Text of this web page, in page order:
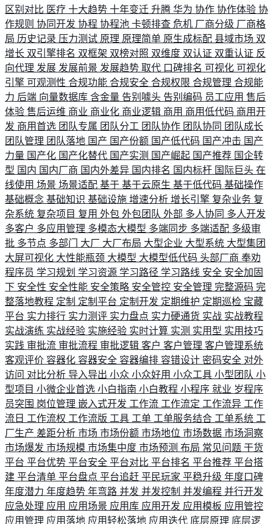
区别对比 医疗 十大趋势 十年变迁 升腾 华为 协作 协作体验 协
作规则 协同开发 协程 协程池 卡顿排查 危机 厂商分级 厂商格
局 历史记录 压力测试 原理 原理简单 原生成标配 县域市场 双
增长 双引擎排名 双框架 双榜对照 双维度 双认证 双重认证 反
向代理 发展 发展前景 发展趋势 取代 口碑排名 可视化 可视化
引擎 可观测性 合规功能 合规安全 合规权限 合规管理 合规能
力 后端 向量数据库 含金量 告别噱头 告别编码 员工应用 售后
体验 售后运维 商业 商业化 商业逻辑 商用 商用低代码 商用开
发 商用首选 团队专属 团队分工 团队协作 团队协同 团队成长
团队管理 团队落地 国产 国产份额 国产低代码 国产冲击 国产
力量 国产化 国产化替代 国产实测 国产崛起 国产推荐 国企转
型 国内 国内厂商 国内外差异 国内排名 国内标杆 国际巨头 在
线使用 场景 场景适配 基于 基于云原生 基于低代码 基础操作
基础概念 基础知识 基础设施 增速分析 增长引擎 复杂业务 复
杂系统 复杂项目 复用 外包 外包团队 外部 多人协同 多人开发
多客户 多应用管理 多模态大模型 多端同步 多端适配 多级审
批 多节点 多部门 大厂 大厂布局 大型企业 大型系统 大型集团
大屏可视化 大性能瓶颈 大模型 大模型低代码 头部厂商 奉劝
程序员 学习规划 学习资源 学习路径 学习路线 安全 安全加固
下 安全性 安全性能 安全策略 安全管控 安全管理 完整源码 完
整落地教程 定制 定制平台 定制开发 定期维护 定期巡检 宝藏
平台 实力排行 实力测评 实力盘点 实力硬通货 实战 实战教程
实战演练 实战经验 实施经验 实时计算 实测 实用型 实用技巧
实践 审批流 审批流程 审批逻辑 客户 客户管理 客户管理系统
客观评价 容器化 容器安全 容器编排 容错设计 密码安全 对外
访问 对比分析 导入导出 小众 小众好用 小众工具 小型团队 小
型项目 小微企业首选 小白指南 小白教程 小程序 就业 岁程序
员突围 岗位管理 嵌入式开发 工作流 工作流定 工作流异 工作
流日 工作流权 工作流版 工具 工单 工单服务结合 工单系统 工
厂生产 差距分析 市场 市场份额 市场地位 市场数据 市场洞察
市场爆发 市场规模 市场集中度 市场预测 布局 常见问题 干货
平台 平台优势 平台安全 平台对比 平台排名 平台推荐 平台搭
建 平台清单 平台盘点 平台追赶 平民玩家 平稳升级 年度口碑
年度潜力 年度趋势 年弯路 并发 并发控制 并发编程 并行开发
应急处理 应用 应用场景 应用库 应用开发 应用模板 应用管控
应用管理 应用落地 应用轻松落地 应用迭代 底层原理 底层逻